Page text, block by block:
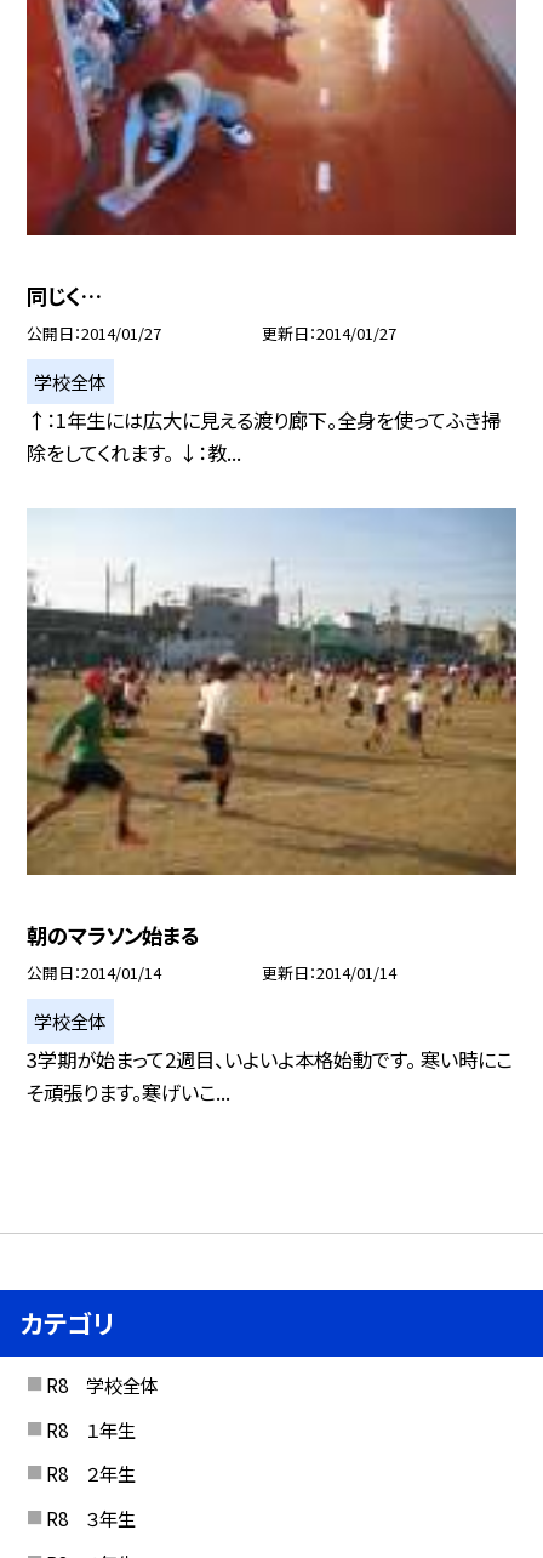
同じく…
公開日 2014/01/27 更新日 2014/01/27
学校全体
↑：1年生には広大に見える渡り廊下。全身を使ってふき掃
除をしてくれます。 ↓：教...
朝のマラソン始まる
公開日 2014/01/14 更新日 2014/01/14
学校全体
3学期が始まって2週目、いよいよ本格始動です。 寒い時にこ
そ頑張ります。寒げいこ...
カテゴリ
R8 学校全体
R8 １年生
R8 ２年生
R8 ３年生